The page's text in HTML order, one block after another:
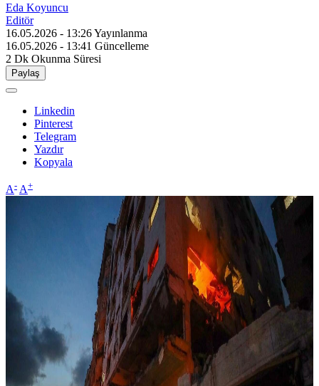
Eda Koyuncu
Editör
16.05.2026 - 13:26Yayınlanma
16.05.2026 - 13:41 Güncelleme
2 Dk Okunma Süresi
Paylaş
Linkedin
Pinterest
Telegram
Yazdır
Kopyala
A- A+